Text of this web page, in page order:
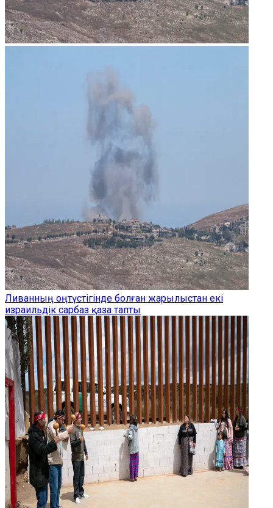
Ливанның оңтүстігінде болған жарылыстан екі
израильдік сарбаз қаза тапты